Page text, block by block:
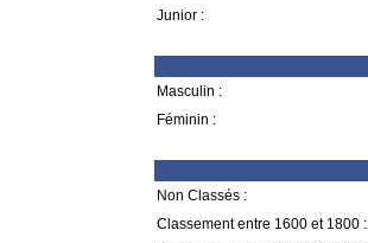
Junior :
Masculin :
Féminin :
Non Classés :
Classement entre 1600 et 1800 :